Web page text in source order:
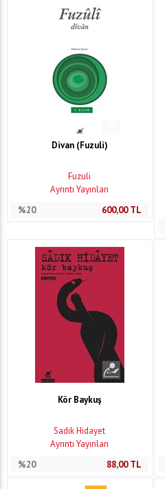
Divan (Fuzuli)
Fuzuli
Ayrıntı Yayınları
%20
600,00TL
Kör Baykuş
Sadık Hidayet
Ayrıntı Yayınları
%20
88,00TL